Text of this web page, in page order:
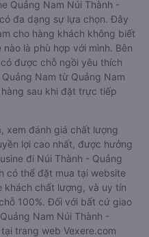
Quảng Nam Núi Thành -
đa dạng sự lựa chọn. Đây
cho hàng khách không biết
là phù hợp với mình. Bên
được chỗ ngồi yêu thích
Nam từ Quảng Nam
sau khi đặt trực tiếp
xem đánh giá chất lượng
lợi cao nhất, được hưởng
đi Núi Thành - Quảng
có thể đặt mua tại website
khách chất lượng, và uy tín
100%. Đối với bất cứ giao
Nam Núi Thành -
trang web Vexere.com